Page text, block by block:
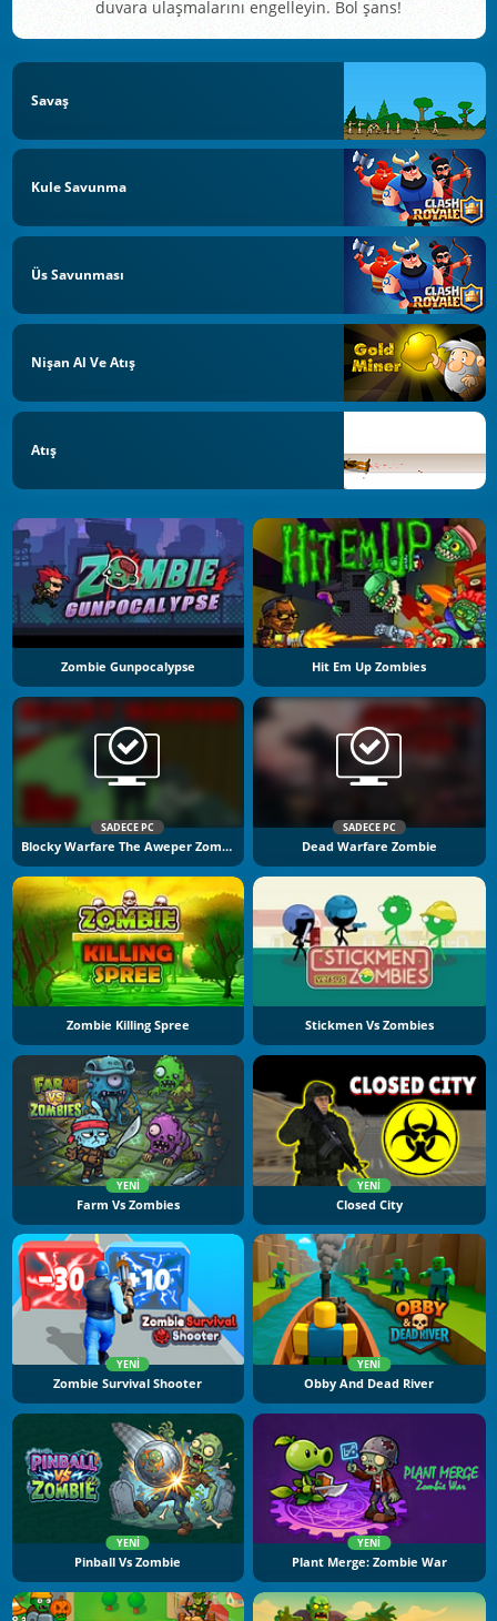
duvara ulaşmalarını engelleyin. Bol şans!
Savaş
Kule Savunma
Üs Savunması
Nişan Al Ve Atış
Atış
Zombie Gunpocalypse Hit Em Up Zombies
SADECE PC
Blocky Warfare The Aweper Zombie
SADECE PC
Dead Warfare Zombie
Zombie Killing Spree Stickmen Vs Zombies
YENI
Farm Vs Zombies
YENI
Closed City
YENI
Zombie Survival Shooter
YENI
Obby And Dead River
YENI
Pinball Vs Zombie
YENI
Plant Merge: Zombie War